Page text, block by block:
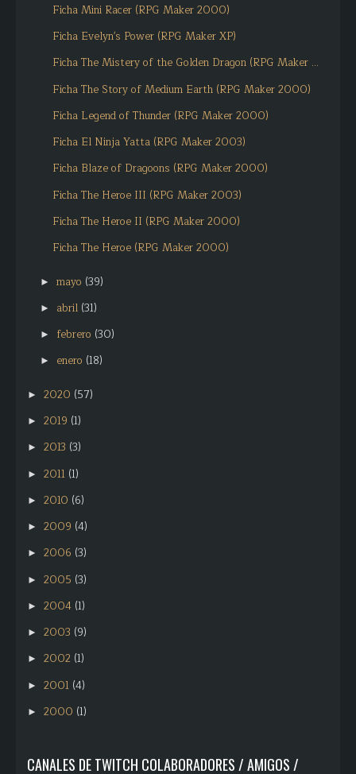
Ficha Mini Racer (RPG Maker 2000)
Ficha Evelyn's Power (RPG Maker XP)
Ficha The Mistery of the Golden Dragon (RPG Maker ...
Ficha The Story of Medium Earth (RPG Maker 2000)
Ficha Legend of Thunder (RPG Maker 2000)
Ficha El Ninja Yatta (RPG Maker 2003)
Ficha Blaze of Dragoons (RPG Maker 2000)
Ficha The Heroe III (RPG Maker 2003)
Ficha The Heroe II (RPG Maker 2000)
Ficha The Heroe (RPG Maker 2000)
► mayo (39)
► abril (31)
► febrero (30)
► enero (18)
► 2020 (57)
► 2019 (1)
► 2013 (3)
► 2011 (1)
► 2010 (6)
► 2009 (4)
► 2006 (3)
► 2005 (3)
► 2004 (1)
► 2003 (9)
► 2002 (1)
► 2001 (4)
► 2000 (1)
CANALES DE TWITCH COLABORADORES / AMIGOS /